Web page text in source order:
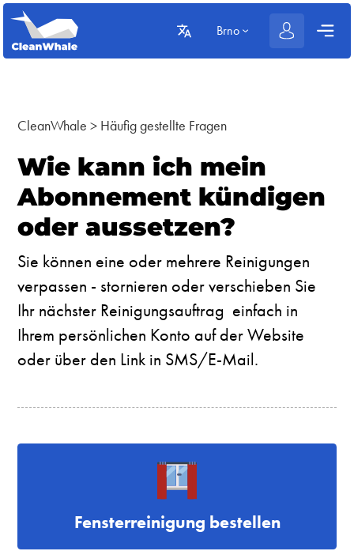
Brno
CleanWhale > Häufig gestellte Fragen
Wie kann ich mein
Abonnement kündigen
oder aussetzen?
Sie können eine oder mehrere Reinigungen
verpassen - stornieren oder verschieben Sie
Ihr nächster Reinigungsauftrag einfach in
Ihrem persönlichen Konto auf der Website
oder über den Link in SMS/E-Mail.
Fensterreinigung bestellen